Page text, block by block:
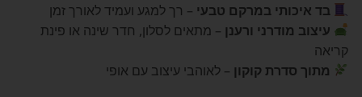
בד איכותי במרקם טבעי– רך למגע ועמיד לאורך זמן
עיצוב מודרני ורענן– מתאים לסלון, חדר שינה או פינת
קריאה
מתוך סדרת קוקון– לאוהבי עיצוב עם אופי